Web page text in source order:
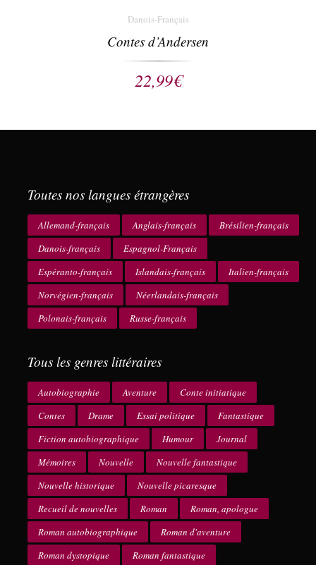
Danois-Français
Contes d’Andersen
22,99€
Toutes nos langues étrangères
Allemand-français Anglais-français
Brésilien-français
Danois-français
Espagnol-Français
Espéranto-français
Islandais-français
Italien-français
Norvégien-français
Néerlandais-français
Polonais-français
Russe-français
Tous les genres littéraires
Autobiographie Aventure
Conte initiatique
Contes
Drame Essai politique
Fantastique
Fiction autobiographique
Humour
Journal
Mémoires
Nouvelle
Nouvelle fantastique
Nouvelle historique
Nouvelle picaresque
Recueil de nouvelles
Roman
Roman, apologue
Roman autobiographique
Roman d'aventure
Roman dystopique
Roman fantastique